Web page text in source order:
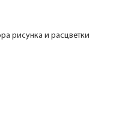
рисунка и расцветки